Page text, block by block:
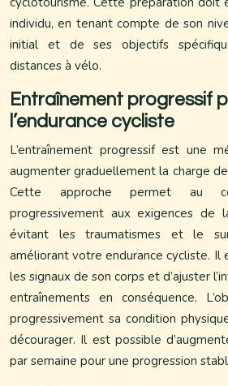
individu, en tenant compte de son
initial et de ses objectifs
distances à vélo.
Entraînement progressif
l’endurance cycliste
L’entraînement progressif est une
augmenter graduellement la charge
Cette approche permet au
progressivement aux exigences de
évitant les traumatismes et le
améliorant votre endurance cycliste. Il
les signaux de son corps et d’ajuster
entraînements en conséquence.
progressivement sa condition
décourager. Il est possible
par semaine pour une progression